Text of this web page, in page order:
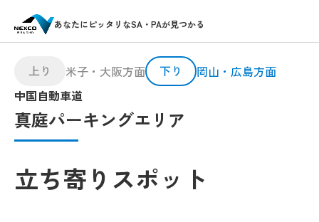
あなたにピッタリなSA・PAが見つかる
中国自動車道
真庭パーキングエリア
上り 米子・大阪方面 下り 岡山・広島方面
立ち寄りスポット